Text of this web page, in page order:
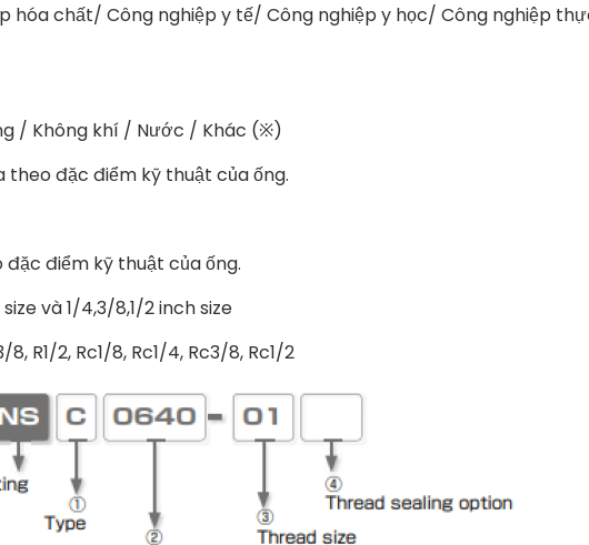
hóa chất/ Công nghiệp y tế/ Công nghiệp y học/ Công nghiệp
/ Không khí / Nước / Khác (※)
theo đặc điểm kỹ thuật của ống.
đặc điểm kỹ thuật của ống.
và 1/4,3/8,1/2 inch size
R1/2, Rc1/8, Rc1/4, Rc3/8, Rc1/2